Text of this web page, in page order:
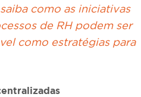
como as iniciativas
de RH podem ser
como estratégias para